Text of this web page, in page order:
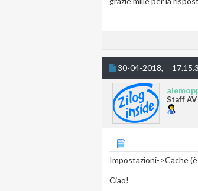
30-04-2018,
Staff AV
Impostazioni->Cache
Ciao!